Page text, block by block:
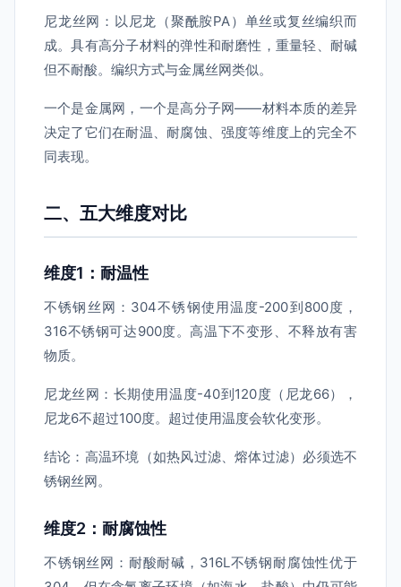
尼龙丝网：以尼龙（聚酰胺PA）单丝或复丝编织而
成。具有高分子材料的弹性和耐磨性，重量轻、耐碱
但不耐酸。编织方式与金属丝网类似。
一个是金属网，一个是高分子网——材料本质的差异
决定了它们在耐温、耐腐蚀、强度等维度上的完全不
同表现。
二、五大维度对比
维度1：耐温性
不锈钢丝网：304不锈钢使用温度-200到800度，
316不锈钢可达900度。高温下不变形、不释放有害
物质。
尼龙丝网：长期使用温度-40到120度（尼龙66），
尼龙6不超过100度。超过使用温度会软化变形。
结论：高温环境（如热风过滤、熔体过滤）必须选不
锈钢丝网。
维度2：耐腐蚀性
不锈钢丝网：耐酸耐碱，316L不锈钢耐腐蚀性优于